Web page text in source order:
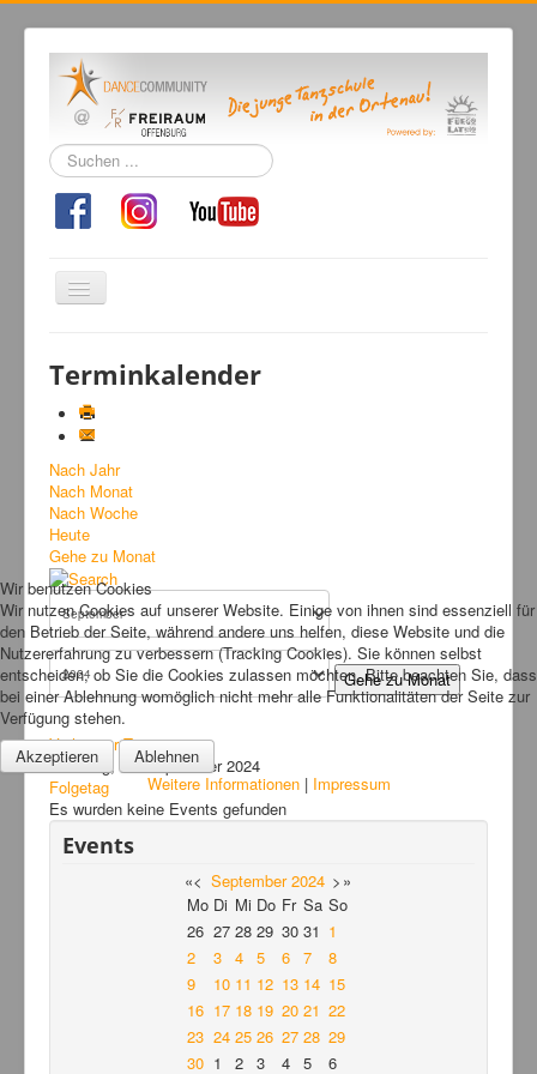
Suchen
...
Navigation
an/aus
Tanzschule
Kursangebot
Events
Fuegolatino
Bilder
News
Links
FAQ
Hansefit
Kontakt
Terminkalender
Nach Jahr
Nach Monat
Nach Woche
Heute
Gehe zu Monat
Gehe zu Monat
Vorheriger Tag
Dienstag, 10. September 2024
Folgetag
Es wurden keine Events gefunden
Events
«< September 2024 > »
Mo Di Mi Do Fr Sa So
26 27 28 29 30 31 1
2
3 4 5 6 7
8
9
10 11 12 13 14 15
16 17 18 19 20 21 22
23 24 25 26 27 28 29
30 1 2 3 4 5 6
Wir benutzen Cookies
Wir nutzen Cookies auf unserer Website. Einige von ihnen sind essenziell für
den Betrieb der Seite, während andere uns helfen, diese Website und die
Nutzererfahrung zu verbessern (Tracking Cookies). Sie können selbst
entscheiden, ob Sie die Cookies zulassen möchten. Bitte beachten Sie, dass
bei einer Ablehnung womöglich nicht mehr alle Funktionalitäten der Seite zur
Verfügung stehen.
Akzeptieren
Ablehnen
Weitere Informationen| Impressum